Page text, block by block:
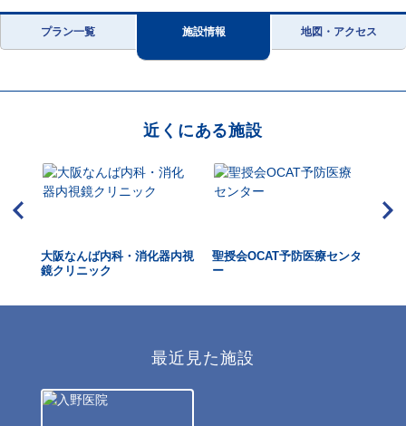
プラン一覧 施設情報 地図・アクセス
近くにある施設
大阪なんば内科・消化器内視
鏡クリニック
聖授会OCAT予防医療センタ
ー
最近見た施設